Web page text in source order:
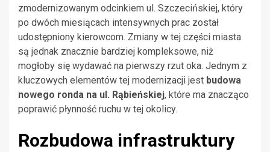
zmodernizowanym odcinkiem ul. Szczecińskiej, który
po dwóch miesiącach intensywnych prac został
udostępniony kierowcom. Zmiany w tej części miasta
są jednak znacznie bardziej kompleksowe, niż
mogłoby się wydawać na pierwszy rzut oka. Jednym z
kluczowych elementów tej modernizacji jest budowa
nowego ronda na ul. Rąbieńskiej, które ma znacząco
poprawić płynność ruchu w tej okolicy.
Rozbudowa infrastruktury